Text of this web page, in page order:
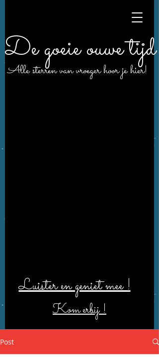
De goeie ouwe tijd
Alle sterren van vroeger hoor je hier!
Luister en geniet mee !
Kom erbij !
Post